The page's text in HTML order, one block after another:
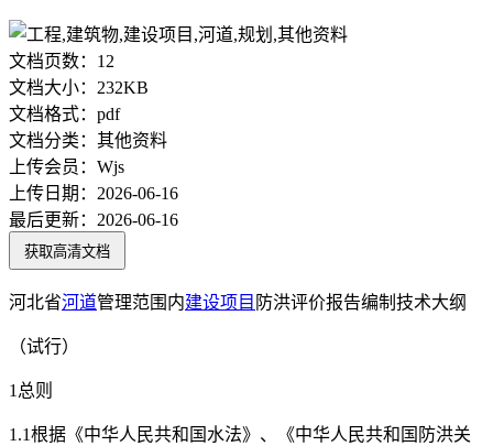
文档页数： 12
文档大小： 232KB
文档格式： pdf
文档分类： 其他资料
上传会员： Wjs
上传日期： 2026-06-16
最后更新： 2026-06-16
获取高清文档
河北省河道管理范围内建设项目 防洪评价报告编制技术大纲
（试行）
1总则
1.1根据《中华人民共和国水法》、《中华人民共和国防洪关